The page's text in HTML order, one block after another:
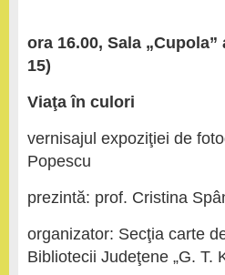
ora 16.00, Sala
15)
Viaţa în culori
vernisajul expoziţiei de
Popescu
prezintă: prof. Cristina
organizator: Secţia carte
Bibliotecii Judeţene „G. T.